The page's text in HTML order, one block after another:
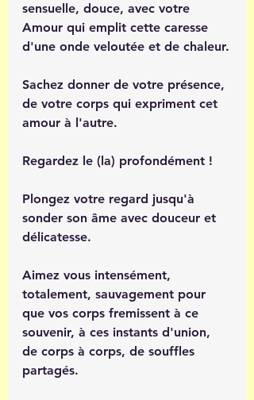
sensuelle, douce, avec votre
Amour qui emplit cette caresse
d'une onde veloutée et de chaleur.
Sachez donner de votre présence,
de votre corps qui expriment cet
amour à l'autre.
Regardez le (la) profondément !
Plongez votre regard jusqu'à
sonder son âme avec douceur et
délicatesse.
Aimez vous intensément,
totalement, sauvagement pour
que vos corps fremissent à ce
souvenir, à ces instants d'union,
de corps à corps, de souffles
partagés.